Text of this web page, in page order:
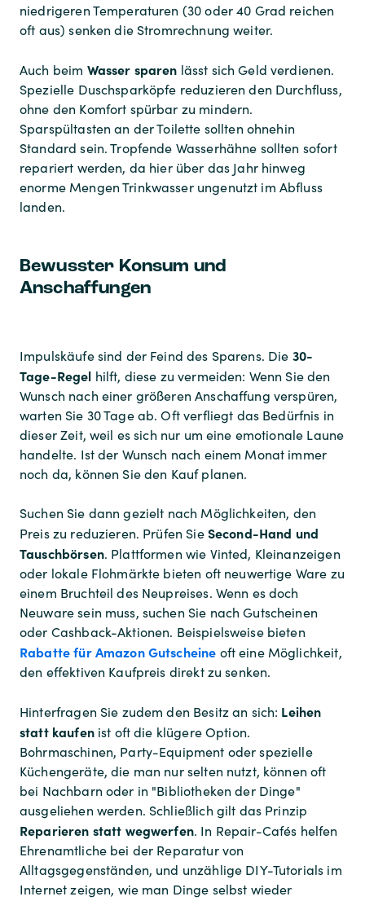
niedrigeren Temperaturen (30 oder 40 Grad reichen
oft aus) senken die Stromrechnung weiter.
Auch beim Wasser sparen lässt sich Geld verdienen.
Spezielle Duschsparköpfe reduzieren den Durchfluss,
ohne den Komfort spürbar zu mindern.
Sparspültasten an der Toilette sollten ohnehin
Standard sein. Tropfende Wasserhähne sollten sofort
repariert werden, da hier über das Jahr hinweg
enorme Mengen Trinkwasser ungenutzt im Abfluss
landen.
Bewusster Konsum und
Anschaffungen
Impulskäufe sind der Feind des Sparens. Die 30-
Tage-Regel hilft, diese zu vermeiden: Wenn Sie den
Wunsch nach einer größeren Anschaffung verspüren,
warten Sie 30 Tage ab. Oft verfliegt das Bedürfnis in
dieser Zeit, weil es sich nur um eine emotionale Laune
handelte. Ist der Wunsch nach einem Monat immer
noch da, können Sie den Kauf planen.
Suchen Sie dann gezielt nach Möglichkeiten, den
Preis zu reduzieren. Prüfen SieSecond-Hand und
Tauschbörsen. Plattformen wie Vinted, Kleinanzeigen
oder lokale Flohmärkte bieten oft neuwertige Ware zu
einem Bruchteil des Neupreises. Wenn es doch
Neuware sein muss, suchen Sie nach Gutscheinen
oder Cashback-Aktionen. Beispielsweise bieten
Rabatte für Amazon Gutscheine oft eine Möglichkeit,
den effektiven Kaufpreis direkt zu senken.
Hinterfragen Sie zudem den Besitz an sich: Leihen
statt kaufenist oft die klügere Option.
Bohrmaschinen, Party-Equipment oder spezielle
Küchengeräte, die man nur selten nutzt, können oft
bei Nachbarn oder in "Bibliotheken der Dinge"
ausgeliehen werden. Schließlich gilt das Prinzip
Reparieren statt wegwerfen. In Repair-Cafés helfen
Ehrenamtliche bei der Reparatur von
Alltagsgegenständen, und unzählige DIY-Tutorials im
Internet zeigen, wie man Dinge selbst wieder